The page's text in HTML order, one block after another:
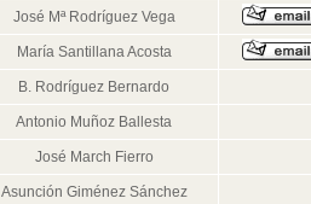
José Mª Rodríguez Vega
María Santillana Acosta
B. Rodríguez Bernardo
Antonio Muñoz Ballesta
José March Fierro
Asunción Giménez Sánchez